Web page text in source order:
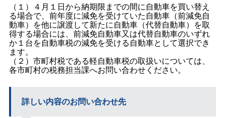
（１）４月１日から納期限までの間に自動車を買い替え
る場合で、前年度に減免を受けていた自動車（前減免自
動車）を他に譲渡して新たに自動車（代替自動車）を取
得する場合には、前減免自動車又は代替自動車のいずれ
か１台を自動車税の減免を受ける自動車として選択でき
ます。
（２）市町村税である軽自動車税の取扱いについては、
各市町村の税務担当課へお問い合わせください。
詳しい内容のお問い合わせ先